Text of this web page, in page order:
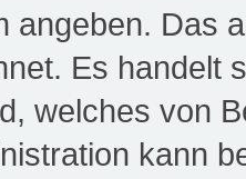
angeben. Das
Es handelt
welches von
kann